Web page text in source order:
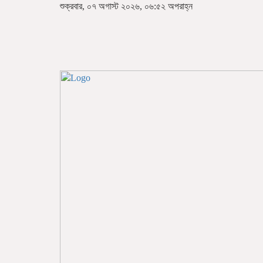
শুক্রবার, ০৭ অগাস্ট ২০২৬, ০৬:৫২ অপরাহ্ন